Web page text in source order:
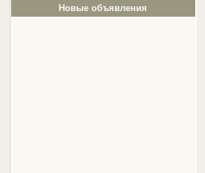
Новые объявления